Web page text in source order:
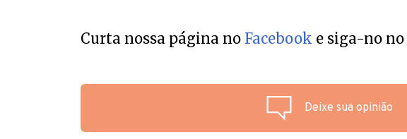
Curta nossa página no Facebook e siga-no no
Deixe sua opinião